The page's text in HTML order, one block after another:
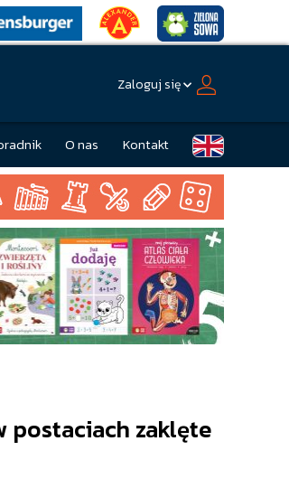
Zaloguj się
O nas Kontakt
postaciach zaklęte